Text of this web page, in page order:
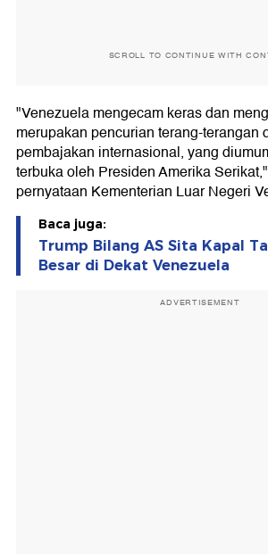
SCROLL TO CONTINUE WITH
"Venezuela mengecam keras dan
merupakan pencurian terang-terangan
pembajakan internasional, yang
terbuka oleh Presiden Amerika
pernyataan Kementerian Luar Negeri
Baca juga:
Trump Bilang AS Sita Kapal
Besar di Dekat Venezuela
ADVERTISEMENT